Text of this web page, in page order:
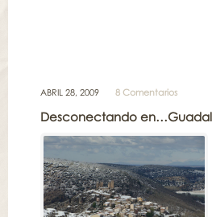
ABRIL 28, 2009 8 Comentarios
Desconectando